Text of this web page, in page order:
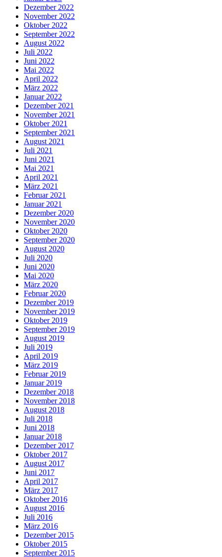
Dezember 2022
November 2022
Oktober 2022
September 2022
August 2022
Juli 2022
Juni 2022
Mai 2022
April 2022
März 2022
Januar 2022
Dezember 2021
November 2021
Oktober 2021
September 2021
August 2021
Juli 2021
Juni 2021
Mai 2021
April 2021
März 2021
Februar 2021
Januar 2021
Dezember 2020
November 2020
Oktober 2020
September 2020
August 2020
Juli 2020
Juni 2020
Mai 2020
März 2020
Februar 2020
Dezember 2019
November 2019
Oktober 2019
September 2019
August 2019
Juli 2019
April 2019
März 2019
Februar 2019
Januar 2019
Dezember 2018
November 2018
August 2018
Juli 2018
Juni 2018
Januar 2018
Dezember 2017
Oktober 2017
August 2017
Juni 2017
April 2017
März 2017
Oktober 2016
August 2016
Juli 2016
März 2016
Dezember 2015
Oktober 2015
September 2015